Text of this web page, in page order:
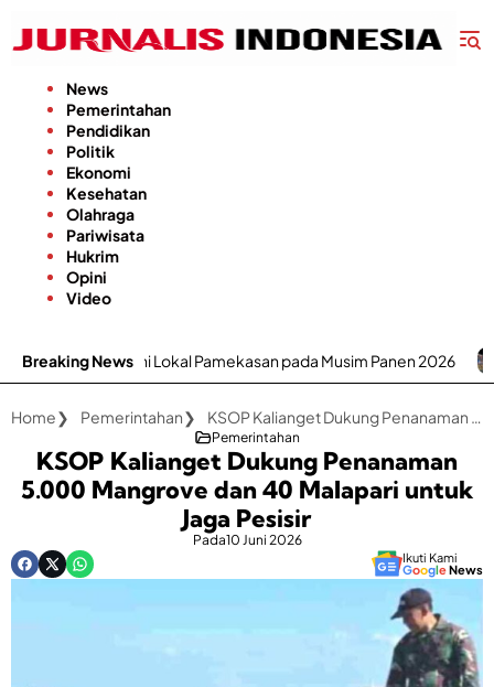
konten
News
Pemerintahan
Pendidikan
Politik
Ekonomi
Kesehatan
Olahraga
Pariwisata
Hukrim
Opini
Video
Breaking News
Lokal Pamekasan pada Musim Panen 2026 RSUD dr. H.
Home Pemerintahan KSOP Kalianget Dukung Penanaman 5.000 Mangrove dan 40 Malapari untuk Jaga Pesisir
Pemerintahan
KSOP Kalianget Dukung Penanaman
5.000 Mangrove dan 40 Malapari untuk
Jaga Pesisir
Pada10 Juni 2026
Ikuti Kami
GoogleNews